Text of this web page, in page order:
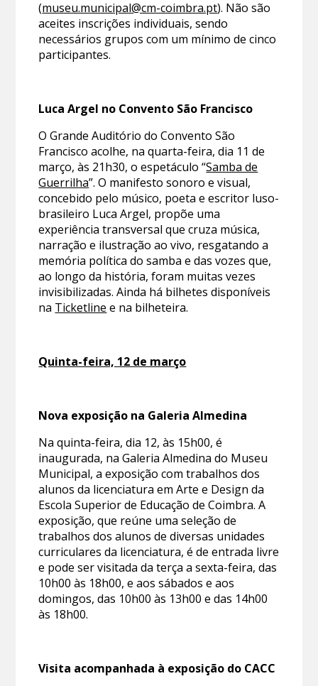
(museu.municipal@cm-coimbra.pt). Não são
aceites inscrições individuais, sendo
necessários grupos com um mínimo de cinco
participantes.
Luca Argel no Convento São Francisco
O Grande Auditório do Convento São
Francisco acolhe, na quarta-feira, dia 11 de
março, às 21h30, o espetáculo “Samba de
Guerrilha”. O manifesto sonoro e visual,
concebido pelo músico, poeta e escritor luso-
brasileiro Luca Argel, propõe uma
experiência transversal que cruza música,
narração e ilustração ao vivo, resgatando a
memória política do samba e das vozes que,
ao longo da história, foram muitas vezes
invisibilizadas. Ainda há bilhetes disponíveis
na Ticketline e na bilheteira.
Quinta-feira, 12 de março
Nova exposição na Galeria Almedina
Na quinta-feira, dia 12, às 15h00, é
inaugurada, na Galeria Almedina do Museu
Municipal, a exposição com trabalhos dos
alunos da licenciatura em Arte e Design da
Escola Superior de Educação de Coimbra. A
exposição, que reúne uma seleção de
trabalhos dos alunos de diversas unidades
curriculares da licenciatura, é de entrada livre
e pode ser visitada da terça a sexta-feira, das
10h00 às 18h00, e aos sábados e aos
domingos, das 10h00 às 13h00 e das 14h00
às 18h00.
Visita acompanhada à exposição do CACC